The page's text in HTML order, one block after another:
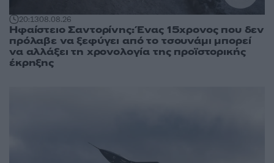
20:1308.08.26
Ηφαίστειο Σαντορίνης: Ένας 15χρονος που δεν
πρόλαβε να ξεφύγει από το τσουνάμι μπορεί
να αλλάξει τη χρονολογία της προϊστορικής
έκρηξης